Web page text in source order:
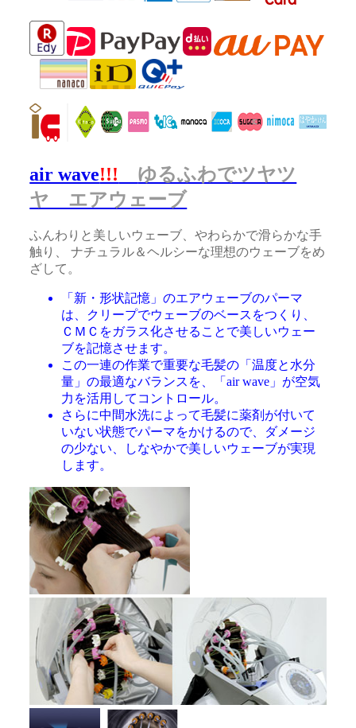
air wave!!!
ゆるふわでツヤツ
ヤ エアウェーブ
ふんわりと美しいウェーブ、やわらかで滑らかな手
触り、 ナチュラル＆ヘルシーな理想のウェーブをめ
ざして。
「新・形状記憶」のエアウェーブのパーマ
は、クリープでウェーブのベースをつくり、
ＣＭＣをガラス化させることで美しいウェー
ブを記憶させます。
この一連の作業で重要な毛髪の「温度と水分
量」の最適なバランスを、「air wave」が空気
力を活用してコントロール。
さらに中間水洗によって毛髪に薬剤が付いて
いない状態でパーマをかけるので、ダメージ
の少ない、しなやかで美しいウェーブが実現
します。